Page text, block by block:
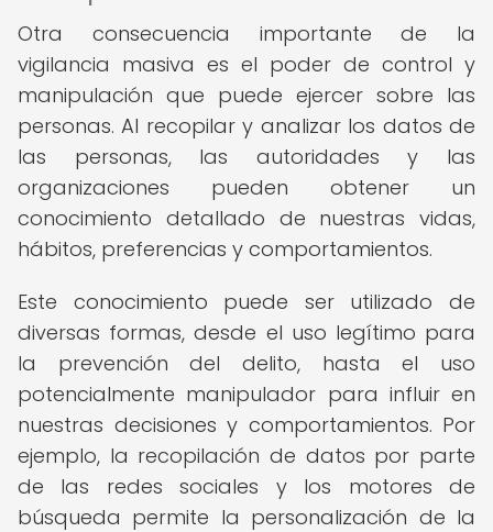
Otra consecuencia importante de la
vigilancia masiva es el poder de control y
manipulación que puede ejercer sobre las
personas. Al recopilar y analizar los datos de
las personas, las autoridades y las
organizaciones pueden obtener un
conocimiento detallado de nuestras vidas,
hábitos, preferencias y comportamientos.
Este conocimiento puede ser utilizado de
diversas formas, desde el uso legítimo para
la prevención del delito, hasta el uso
potencialmente manipulador para influir en
nuestras decisiones y comportamientos. Por
ejemplo, la recopilación de datos por parte
de las redes sociales y los motores de
búsqueda permite la personalización de la